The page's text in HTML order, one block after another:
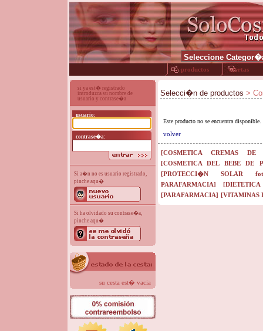
productos ofertas
si ya est� registrado
introduzca su nombre de
usuario y contrase�a
usuario:
contrase�a:
Si a�n no es usuario registrado,
pinche aqu�
Si ha olvidado su contrase�a,
pinche aqu�
su cesta est� vacia
Selecci�n de productos >
Este producto no se encuentra
volver
[COSMETICA CREMAS DE
[COSMETICA DEL BEBE DE
[PROTECCI�N SOLAR
PARAFARMACIA]
[PARAFARMACIA] [VITAMINAS